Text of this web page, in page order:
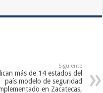
Siguiente
más de 14 estados del
país modelo de seguridad
en Zacatecas,